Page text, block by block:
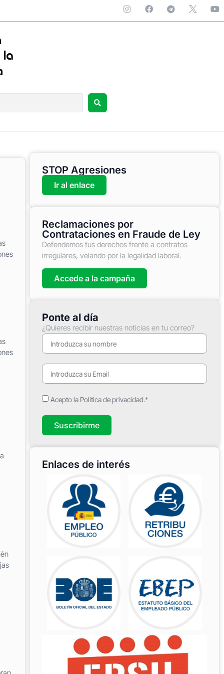
STOP Agresiones
Ir al enlace
Reclamaciones por
Contrataciones en Fraude de Ley
Defendemos tus derechos frente a contratos
irregulares, velando por la legalidad laboral.
Accede a la campaña
Ponte al día
¿Quieres recibir nuestras noticias en tu correo?
Acepto la Política de privacidad.*
Suscribirme
Enlaces de interés